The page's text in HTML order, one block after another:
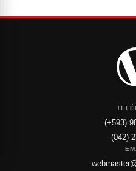
(+593)
(042)